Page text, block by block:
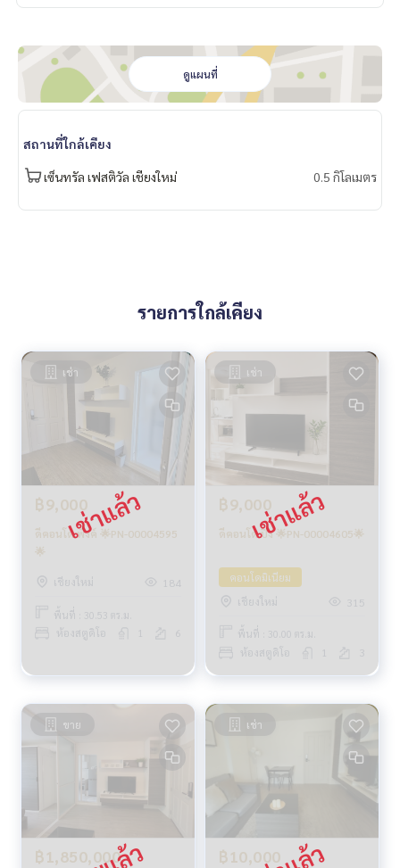
ดูแผนที่
สถานที่ใกล้เคียง
เซ็นทรัล เฟสติวัล เชียงใหม่ 0.5 กิโลเมตร
รายการใกล้เคียง
เช่า
฿9,000
ดีคอนโด พิงค์ 🌟PN-00004595
🌟
เชียงใหม่ 184
พื้นที่ : 30.53 ตร.ม.
ห้องสตูดิโอ 6
เช่า
฿9,000
ดีคอนโด ปิง 🌟PN-00004605🌟
คอนโดมิเนียม
เชียงใหม่
315
พื้นที่ : 30.00 ตร.ม.
ห้องสตูดิโอ
ขาย
฿1,850,000
เช่า
฿10,000